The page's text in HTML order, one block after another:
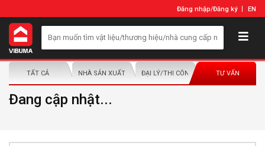
Đăng nhập/Đăng ký EN
TẤT CẢ NHÀ SẢN XUẤT/NHÀ PHÂN PHỐIĐẠI LÝ/THI CÔNG LẮP ĐẶTTƯ VẤN
Đang cập nhật...